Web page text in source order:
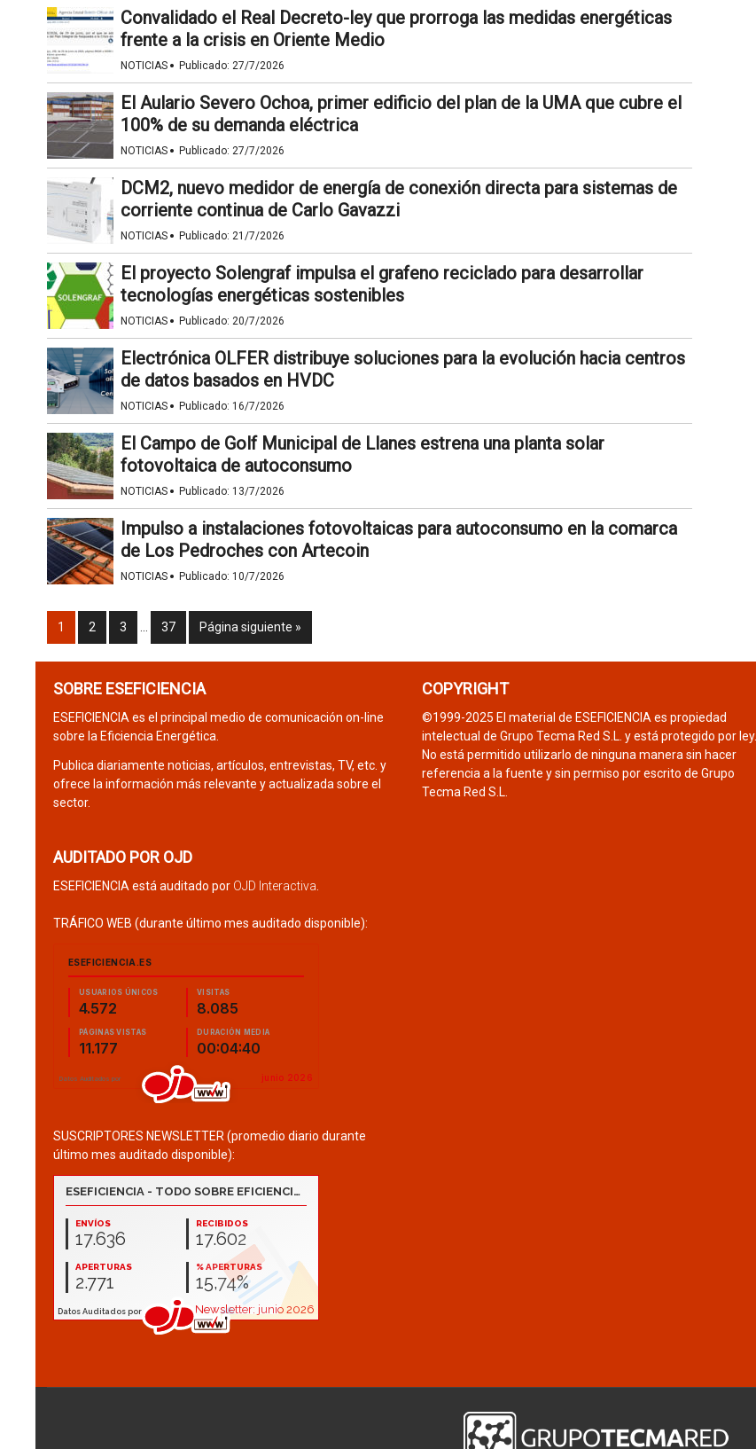
Convalidado el Real Decreto-ley que prorroga las medidas energéticas
frente a la crisis en Oriente Medio
NOTICIAS · Publicado: 27/7/2026
El Aulario Severo Ochoa, primer edificio del plan de la UMA que cubre el
100% de su demanda eléctrica
NOTICIAS · Publicado: 27/7/2026
DCM2, nuevo medidor de energía de conexión directa para sistemas de
corriente continua de Carlo Gavazzi
NOTICIAS · Publicado: 21/7/2026
El proyecto Solengraf impulsa el grafeno reciclado para desarrollar
tecnologías energéticas sostenibles
NOTICIAS · Publicado: 20/7/2026
Electrónica OLFER distribuye soluciones para la evolución hacia centros
de datos basados en HVDC
NOTICIAS · Publicado: 16/7/2026
El Campo de Golf Municipal de Llanes estrena una planta solar
fotovoltaica de autoconsumo
NOTICIAS · Publicado: 13/7/2026
Impulso a instalaciones fotovoltaicas para autoconsumo en la comarca
de Los Pedroches con Artecoin
NOTICIAS · Publicado: 10/7/2026
1 2 3 37 Página siguiente »
SOBRE ESEFICIENCIA
ESEFICIENCIA es el principal medio de comunicación on-line
sobre la Eficiencia Energética.
Publica diariamente noticias, artículos, entrevistas, TV, etc. y
ofrece la información más relevante y actualizada sobre el
sector.
AUDITADO POR OJD
ESEFICIENCIA está auditado por OJD Interactiva
TRÁFICO WEB (durante último mes auditado disponible):
SUSCRIPTORES NEWSLETTER (promedio diario durante
último mes auditado disponible):
COPYRIGHT
©1999-2025 El material de ESEFICIENCIA es propiedad
intelectual de Grupo Tecma Red S.L. y está protegido por ley.
No está permitido utilizarlo de ninguna manera sin hacer
referencia a la fuente y sin permiso por escrito de Grupo
Tecma Red S.L.